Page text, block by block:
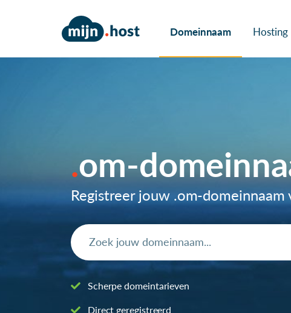
Domeinnaam Hosting
om-
Registreer jouw .om-domeinnaam
Scherpe domeintarieven
Direct geregistreerd